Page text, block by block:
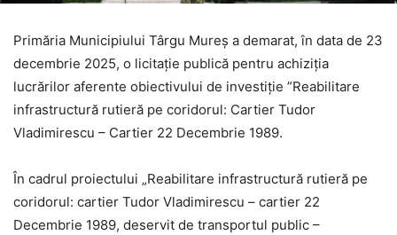
Primăria Municipiului Târgu Mureș a demarat, în data de 23
decembrie 2025, o licitație publică pentru achiziția
lucrărilor aferente obiectivului de investiție ”Reabilitare
infrastructură rutieră pe coridorul: Cartier Tudor
Vladimirescu – Cartier 22 Decembrie 1989.
În cadrul proiectului „Reabilitare infrastructură rutieră pe
coridorul: cartier Tudor Vladimirescu – cartier 22
Decembrie 1989, deservit de transportul public –